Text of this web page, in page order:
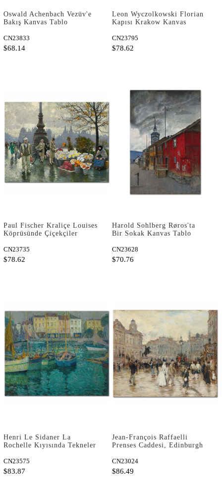
Oswald Achenbach Vezüv'e
Bakış Kanvas Tablo
CN23833
$68.14
Leon Wyczolkowski Florian
Kapısı Krakow Kanvas
CN23795
$78.62
Paul Fischer Kraliçe Louises
Köprüsünde Çiçekçiler
CN23735
$78.62
Harold Sohlberg Røros'ta
Bir Sokak Kanvas Tablo
CN23628
$70.76
Henri Le Sidaner La
Rochelle Kıyısında Tekneler
CN23575
$83.87
Jean-François Raffaelli
Prenses Caddesi, Edinburgh
CN23024
$86.49